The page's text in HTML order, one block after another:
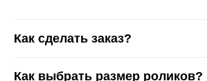
Как сделать заказ?
Как выбрать размер роликов?